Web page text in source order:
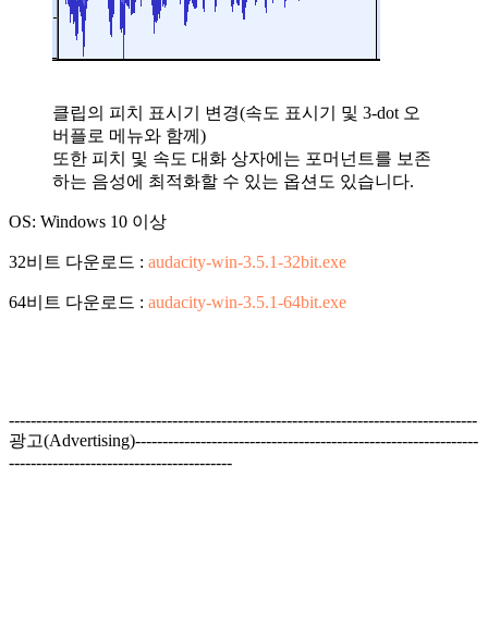
클립의 피치 표시기 변경(속도 표시기 및 3-dot 오
버플로 메뉴와 함께)
또한 피치 및 속도 대화 상자에는 포머넌트를 보존
하는 음성에 최적화할 수 있는 옵션도 있습니다.
OS: Windows 10 이상
32비트 다운로드 : audacity-win-3.5.1-32bit.exe
64비트 다운로드 : audacity-win-3.5.1-64bit.exe
--------------------------------------------------------------------------------------
광고(Advertising)---------------------------------------------------------------
-----------------------------------------